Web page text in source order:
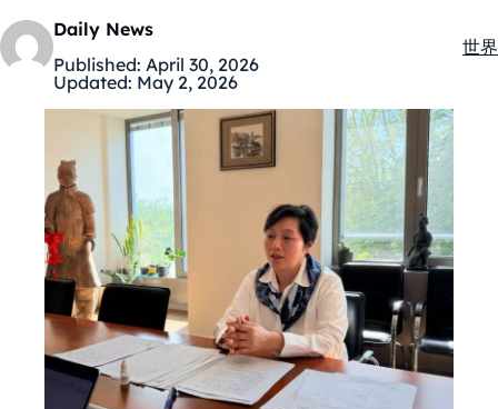
Daily News
Published: April 30, 2026
Updated: May 2, 2026
世界